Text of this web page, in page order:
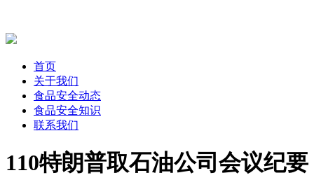
首页
关于我们
食品安全动态
食品安全知识
联系我们
110特朗普取石油公司会议纪要